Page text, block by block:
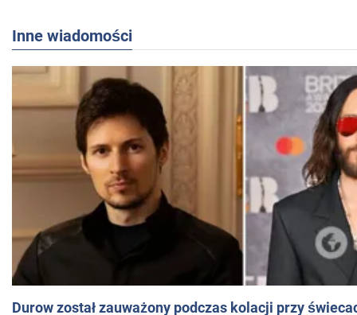
Inne wiadomości
Durow został zauważony podczas kolacji przy